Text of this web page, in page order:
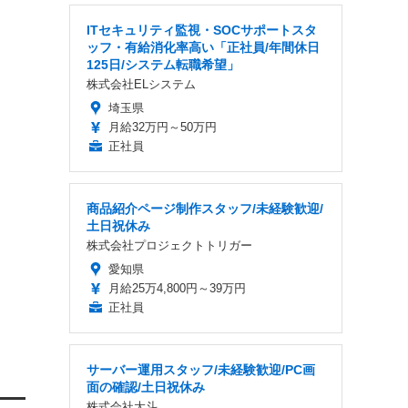
ITセキュリティ監視・SOCサポートスタ
ッフ・有給消化率高い「正社員/年間休日
125日/システム転職希望」
株式会社ELシステム
埼玉県
月給32万円～50万円
正社員
商品紹介ページ制作スタッフ/未経験歓迎/
土日祝休み
株式会社プロジェクトトリガー
愛知県
月給25万4,800円～39万円
正社員
サーバー運用スタッフ/未経験歓迎/PC画
面の確認/土日祝休み